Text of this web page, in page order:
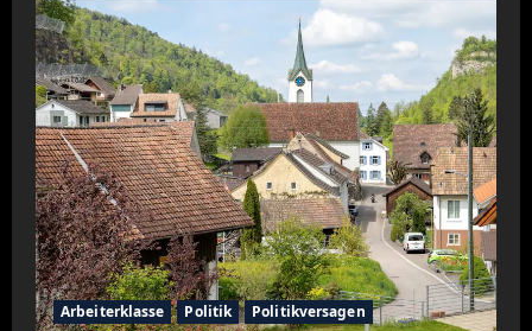
Arbeiterklasse Politik Politikversagen